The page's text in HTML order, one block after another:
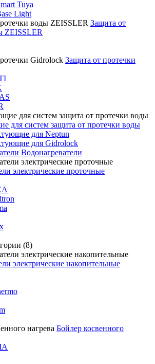
Tuya
Light
Защита от
ZEISSLER
Защита от протечки
для систем защита от протечки воды
для Neptun
для Gidrolock
Водонагреватели
электрические проточные
(8)
электрические накопительные
Бойлер косвенного